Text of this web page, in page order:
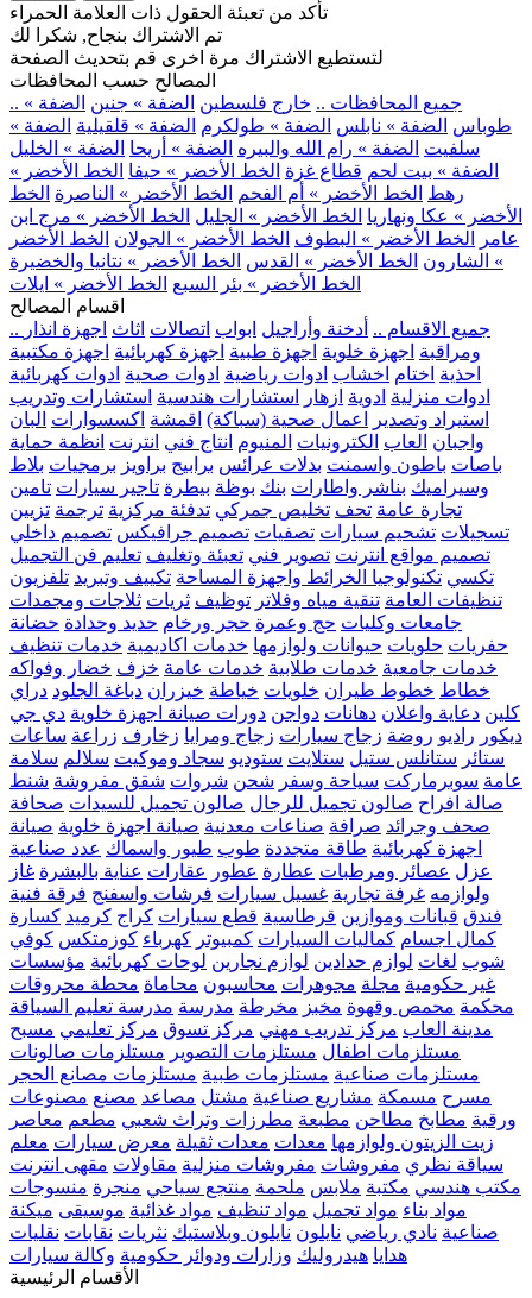
تأكد من تعبئة الحقول ذات العلامة الحمراء
تم الاشتراك بنجاح, شكرا لك
لتستطيع الاشتراك مرة اخرى قم بتحديث الصفحة
المصالح حسب المحافظات
.. جميع المحافظات .. خارج فلسطين الضفة » جنين الضفة »
طوباس الضفة » نابلس الضفة » طولكرم الضفة » قلقيلية الضفة »
سلفيت الضفة » رام الله والبيره الضفة » أريحا الضفة » الخليل
الضفة » بيت لحم قطاع غزة الخط الأخضر » حيفا الخط الأخضر »
رهط الخط الأخضر » أم الفحم الخط الأخضر » الناصرة الخط
الأخضر » عكا ونهاريا الخط الأخضر » الجليل الخط الأخضر » مرج ابن
عامر
الخط الأخضر » البطوف الخط الأخضر » الجولان الخط الأخضر
» الشارون الخط الأخضر » القدس الخط الأخضر » نتانيا والخضيرة
الخط الأخضر » بئر السبع الخط الأخضر » ايلات
اقسام المصالح
.. جميع الاقسام .. أدخنة وأراجيل ابواب اتصالات اثاث اجهزة انذار
ومراقبة اجهزة خلوية اجهزة طبية اجهزة كهربائية اجهزة مكتبية
احذية اختام اخشاب ادوات رياضية ادوات صحية ادوات كهربائية
ادوات منزلية ادوية ازهار استشارات هندسية استشارات وتدريب
استيراد وتصدير
اعمال صحية (سباكة) اقمشة اكسسوارات البان
واجبان العاب الكترونيات المنيوم انتاج فني انترنت انظمة حماية
باصات باطون واسمنت بدلات عرائس برابيج براويز برمجيات بلاط
وسيراميك بناشر واطارات بنك بوظة بيطرة تاجير سيارات تامين
تجارة عامة تحف تخليص جمركي تدفئة مركزية ترجمة تزيين
تسجيلات تشحيم سيارات تصفيات تصميم جرافيكس تصميم داخلي
تصميم مواقع انترنت تصوير فني تعبئة وتغليف تعليم فن التجميل
تكسي تكنولوجيا الخرائط واجهزة المساحة تكييف وتبريد تلفزيون
تنظيفات العامة تنقية مياه وفلاتر توظيف ثريات ثلاجات ومجمدات
جامعات وكليات حج وعمرة حجر ورخام حديد وحدادة حضانة
حفريات حلويات حيوانات ولوازمها خدمات اكاديمية خدمات تنظيف
خدمات جامعية خدمات طلابية خدمات عامة خزف خضار وفواكه
خطاط خطوط طيران خلويات خياطة خيزران دباغة الجلود دراي
كلين دعاية واعلان دهانات دواجن دورات صيانة اجهزة خلوية دي جي
ديكور راديو روضة زجاج سيارات زجاج ومرايا زخارف زراعة ساعات
ستائر ستانلس ستيل ستلايت ستوديو سجاد وموكيت سلالم سلامة
عامة سوبرماركت سياحة وسفر شحن شروات شقق مفروشة شنط
صالة افراح صالون تجميل للرجال صالون تجميل للسيدات صحافة
صحف وجرائد صرافة صناعات معدنية صيانة اجهزة خلوية صيانة
اجهزة كهربائية طاقة متجددة طوب طيور واسماك عدد صناعية
عزل عصائر ومرطبات عطارة عطور عقارات عناية بالبشرة غاز
ولوازمه غرفة تجارية غسيل سيارات فرشات واسفنج فرقة فنية
فندق قبانات وموازين قرطاسية قطع سيارات كراج كرميد كسارة
كمال اجسام كماليات السيارات كمبيوتر كهرباء كوزمتكس كوفي
شوب لغات لوازم حدادين لوازم نجارين لوحات كهربائية مؤسسات
غير حكومية مجلة مجوهرات محاسبون محاماة محطة محروقات
محكمة محمص وقهوة مخبز مخرطة مدرسة مدرسة تعليم السياقة
مدينة العاب مركز تدريب مهني مركز تسوق مركز تعليمي مسبح
مستلزمات اطفال مستلزمات التصوير مستلزمات صالونات
مستلزمات صناعية مستلزمات طبية مستلزمات مصانع الحجر
مسرح مسمكة مشاريع صناعية مشتل مصاعد مصنع مصنوعات
ورقية مطابخ مطاحن مطبعة مطرزات وتراث شعبي مطعم معاصر
زيت الزيتون ولوازمها معدات معدات ثقيلة معرض سيارات معلم
سياقة نظري مفروشات مفروشات منزلية مقاولات مقهى انترنت
مكتب هندسي مكتبة ملابس ملحمة منتجع سياحي منجرة منسوجات
مواد بناء مواد تجميل مواد تنظيف مواد غذائية موسيقى ميكنة
صناعية نادي رياضي نايلون نايلون وبلاستيك نثريات نقابات نقليات
هدايا هيدروليك وزارات ودوائر حكومية وكالة سيارات
الأقسام الرئيسية